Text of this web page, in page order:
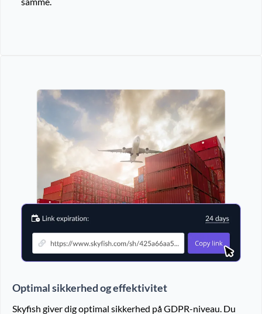
Optimal sikkerhed og effektivitet
Skyfish giver dig optimal sikkerhed på GDPR-niveau. Du